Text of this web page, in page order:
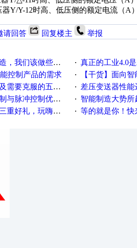
器Y/Y-12时高、低压侧的额定电流（A
请回答 回复楼主 举报
我们该做些什么 · 真正的工业4.0
控制产品的需求 · 【干货】面向
克服的五个障碍 · 差压变送器性能达
脉冲控制优缺点 · 智能制造大势所趋
好礼，玩嗨夏日！ · 等的就是你！快来